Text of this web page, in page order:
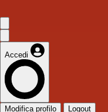
Accedi
Modifica profilo Logout